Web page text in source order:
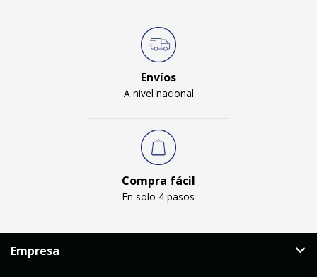
Envíos
A nivel nacional
Compra fácil
En solo 4 pasos
Empresa